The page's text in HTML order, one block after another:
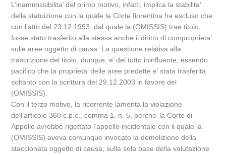
L’inammissibilita’ del primo motivo, infatti, implica la stabilita’
della statuizione con la quale la Corte fiorentina ha escluso che
con l’atto del 23.12.1993, dal quale la (OMISSIS) trae titolo,
fosse stato trasferito alla stessa anche il diritto di comproprieta’
sulle aree oggetto di causa. La questione relativa alla
trascrizione del titolo, dunque, e’ del tutto ininfluente, essendo
pacifico che la proprieta’ delle aree predette e’ stata trasferita
soltanto con la scrittura del 29.12.2003 in favore del
(OMISSIS).
Con il terzo motivo, la ricorrente lamenta la violazione
dell’articolo 360 c.p.c., comma 1, n. 5, perche’ la Corte di
Appello avrebbe rigettato l’appello incidentale con il quale la
(OMISSIS) aveva comunque invocato la demolizione della
staccionata oggetto di causa, sulla sola base della valutazione